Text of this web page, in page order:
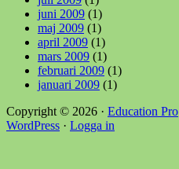
juni 2009 (1)
maj 2009 (1)
april 2009 (1)
mars 2009 (1)
februari 2009 (1)
januari 2009 (1)
Copyright © 2026 · Education Pro
WordPress · Logga in